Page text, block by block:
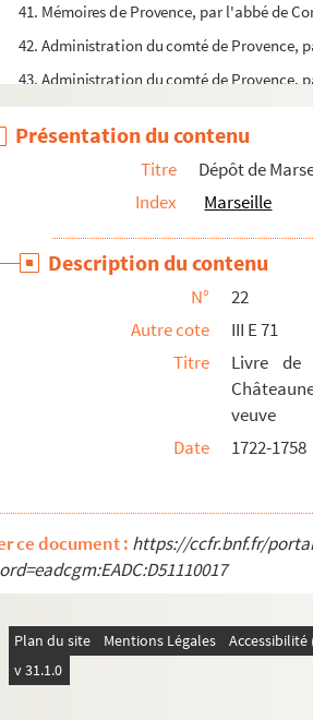
41. Mémoires de Provence, par l'abbé de
42. Administration du comté de Provence,
43. Administration du comté de Provence,
44. Fragments de livres de raison
45. Fragments du livre de raison de J. B.
46. Livre de raison d'André de Boyer
47. Livre de raison de Pierre-Joseph
48. Livre de raison de Jacques Jausseran
49. « Histoire généalogique de la très
52. Livre de raison de Joseph Abel,
53. Livre de raison tenu par Jean-Joseph
54. Livre de raison de Elzéar Bourges,
56. Livre de raison de Jean Bourges,
57. Livre de raison de François de Gallens,
58. Histoire abrégée tant ancienne que
60. Statuts de l'église et du chapitre Saint-
61. Statuts de l'église et du chapitre Saint-
Présentation du contenu
Titre
Dépôt de
Index
Marseille
Description du contenu
N°
22
Autre cote
III E 71
Titre
Livre de
veuve
Date
1722-1758
ce document : https://ccfr.bnf.fr/
Plan du site Mentions Légales
v 31.1.0